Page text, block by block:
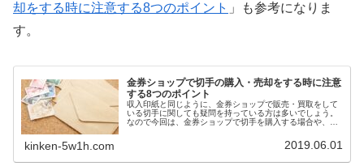
却をする時に注意する8つのポイント 」も参考になりま
す。
金券ショップで切手の購入・売却をする時に注意
する8つのポイント
収入印紙と同じように、金券ショップで販売・買取をして
いる切手に関しても疑問を持っている方は多いでしょう。
なので今回は、金券ショップで切手を購入する場合や、買
kinken-5w1h.com 2019.06.01